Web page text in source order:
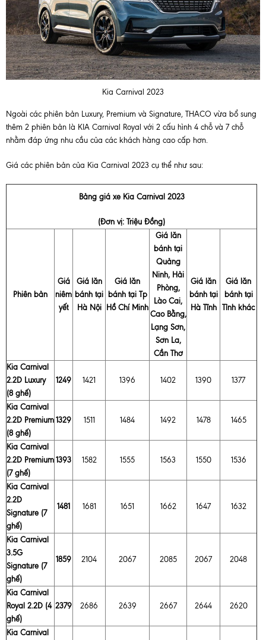
Kia Carnival 2023
Ngoài các phiên bản Luxury, Premium và Signature, THACO vừa bổ sung
thêm 2 phiên bản là KIA Carnival Royal với 2 cấu hình 4 chỗ và 7 chỗ
nhằm đáp ứng nhu cầu của các khách hàng cao cấp hơn.
Giá các phiên bản của Kia Carnival 2023 cụ thể như sau:
Bảng giá xe Kia Carnival 2023
(Đơn vị: Triệu Đồng)
Phiên bản
Giá
niêm
yết
Giá lăn
bánh tại
Hà Nội
Giá lăn
bánh tại Tp
Hồ Chí Minh
Giá lăn
bánh tại
Quảng
Ninh, Hải
Phòng,
Lào Cai,
Cao Bằng,
Lạng Sơn,
Sơn La,
Cần Thơ
Giá lăn
bánh tại
Hà Tĩnh
Giá lăn
bánh tại
Tỉnh khác
Kia Carnival
2.2D Luxury
(8 ghế)
1249 1421 1396 1402 1390 1377
Kia Carnival
2.2D Premium
(8 ghế)
1329 1511 1484 1492 1478 1465
Kia Carnival
2.2D Premium
(7 ghế)
1393 1582 1555 1563 1550 1536
Kia Carnival
2.2D
Signature (7
ghế)
1481 1681 1651 1662 1647 1632
Kia Carnival
3.5G
Signature (7
ghế)
1859 2104 2067 2085 2067 2048
Kia Carnival
Royal 2.2D (4
ghế)
2379 2686 2639 2667 2644 2620
Kia Carnival